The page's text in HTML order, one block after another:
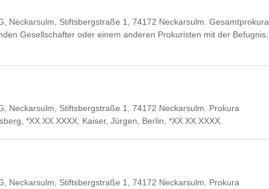
Neckarsulm, Stiftsbergstraße 1, 74172 Neckarsulm. Gesamtprokura
Gesellschafter oder einem anderen Prokuristen mit der Befugnis,
Neckarsulm, Stiftsbergstraße 1, 74172 Neckarsulm. Prokura
*XX.XX.XXXX; Kaiser, Jürgen, Berlin, *XX.XX.XXXX.
Neckarsulm, Stiftsbergstraße 1, 74172 Neckarsulm. Prokura